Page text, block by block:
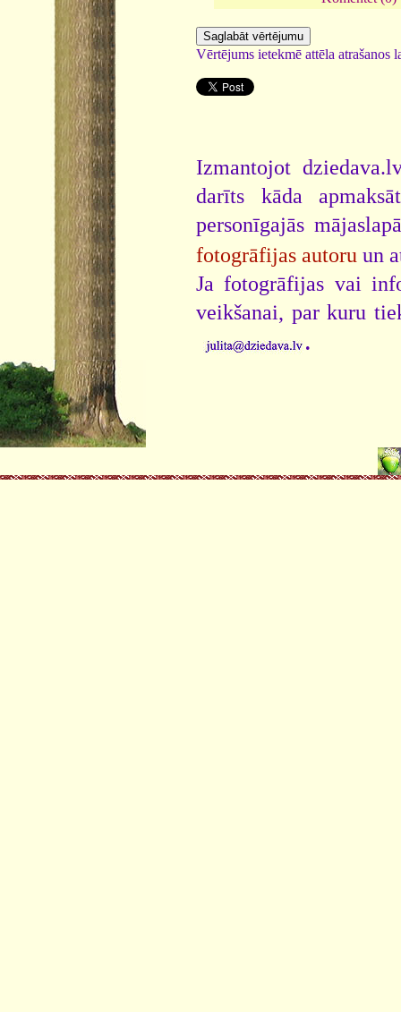
Vērtējums ietekmē attēla atrašanos
Izmantojot
darīts kāda
personīgajās
fotogrāfijas autoru un
Ja fotogrāfijas vai
veikšanai, par kuru
.